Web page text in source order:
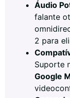
Áudio
falante
2 para
Suporte
Google